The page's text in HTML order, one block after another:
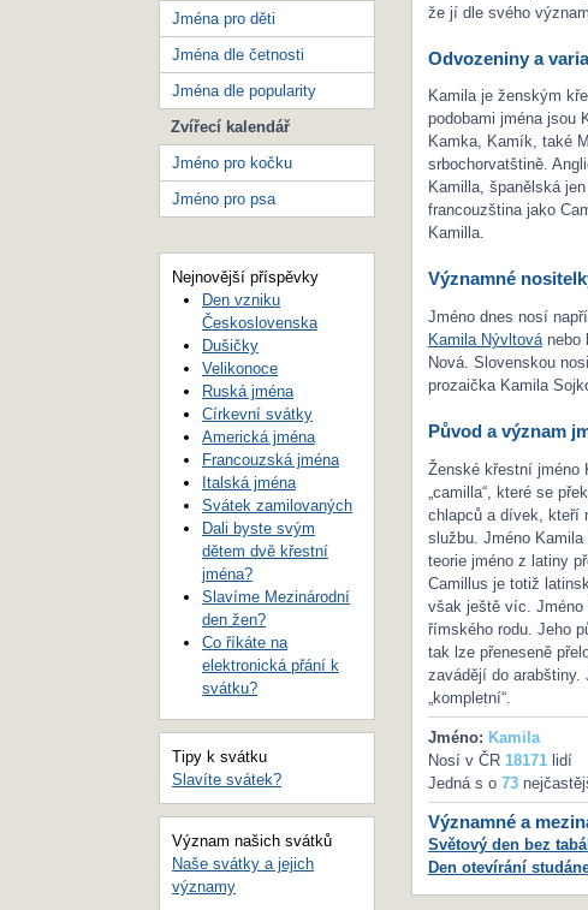
že jí dle svého
Odvozeniny a
Kamila je ženským
podobami jména jsou
Kamka, Kamík, také
srbochorvatštině.
Kamilla, španělská
francouzština jako
Kamilla.
Významné
Jméno dnes nosí
Kamila Nývltovánebo
Nová. Slovenskou
prozaička Kamila
Původ a význam
Ženské křestní jméno
„camilla“, které se
chlapců a dívek, kteří
službu. Jméno Kamila
teorie jméno z latiny
Camillus je totiž
však ještě víc. Jméno
římského rodu. Jeho
tak lze přeneseně
zavádějí do arabštiny.
„kompletní“.
Jméno: Kamila
Nosí v ČR 18171lidí
Jedná s o 73
Významné a
Světový den bez
Den otevírání
Jména pro děti
Jména dle četnosti
Jména dle popularity
Zvířecí kalendář
Jméno pro kočku
Jméno pro psa
Nejnovější příspěvky
Den vzniku
Československa
Dušičky
Velikonoce
Ruská jména
Církevní svátky
Americká jména
Francouzská jména
Italská jména
Svátek zamilovaných
Dali byste svým
dětem dvě křestní
jména?
Slavíme Mezinárodní
den žen?
Co říkáte na
elektronická přání k
svátku?
Tipy k svátku
Slavíte svátek?
Význam našich svátků
Naše svátky a jejich
významy